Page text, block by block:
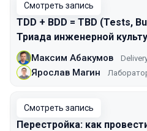
Смотреть запись
TDD + BDD = TBD (Tests,
Триада инженерной
Максим Абакумов
Ярослав Магин
Смотреть запись
Перестройка: как